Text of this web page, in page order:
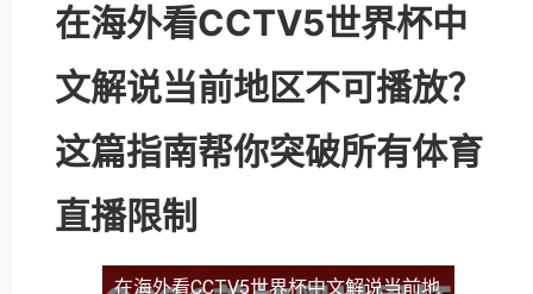
在海外看CCTV5世界杯中
文解说当前地区不可播放？
这篇指南帮你突破所有体育
直播限制
在海外看CCTV5世界杯中文解说当前地